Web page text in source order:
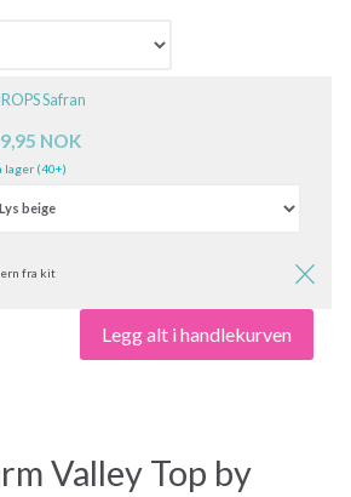
Safran
NOK
lager (40+)
fra kit
Legg alt i handlekurven
Valley Top by